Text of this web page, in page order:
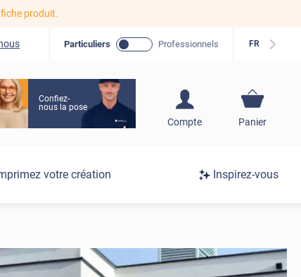
produit.
Particuliers Professionnels FR
Confiez-
nous la pose
Compte
S'inscrire / Se
Panier
votre création Inspirez-vous